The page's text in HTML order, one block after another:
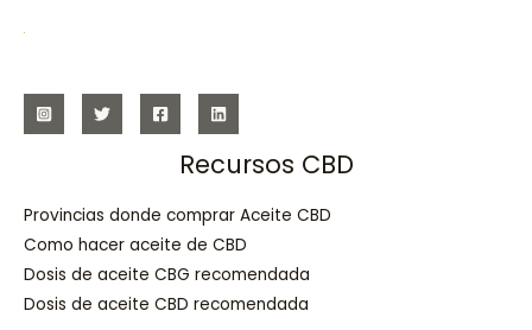
Recursos CBD
Provincias donde comprar Aceite CBD
Como hacer aceite de CBD
Dosis de aceite CBG recomendada
Dosis de aceite CBD recomendada